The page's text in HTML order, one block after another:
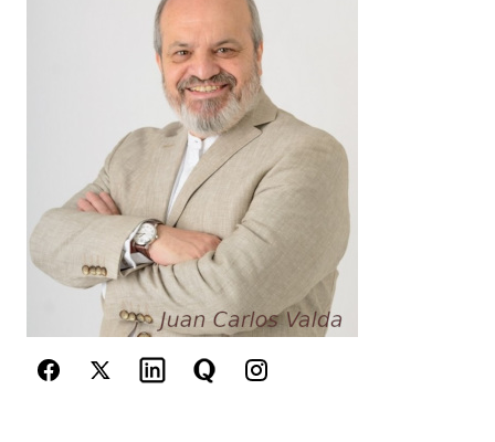
*
Guarda mi nombre, correo electrónico y web en
este navegador para la próxima vez que
comente.
Este sitio esta protegido por
reCAPTCHA y la Política de
privacidady losTérminos del servicio
de Googlese aplican.